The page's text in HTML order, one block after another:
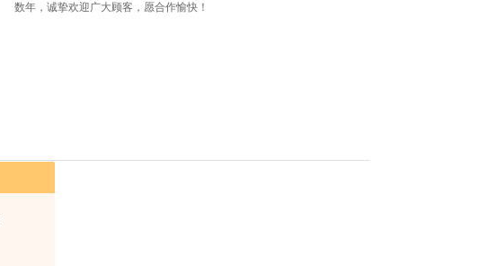
数年，诚挚欢迎广大顾客，愿合作愉快！